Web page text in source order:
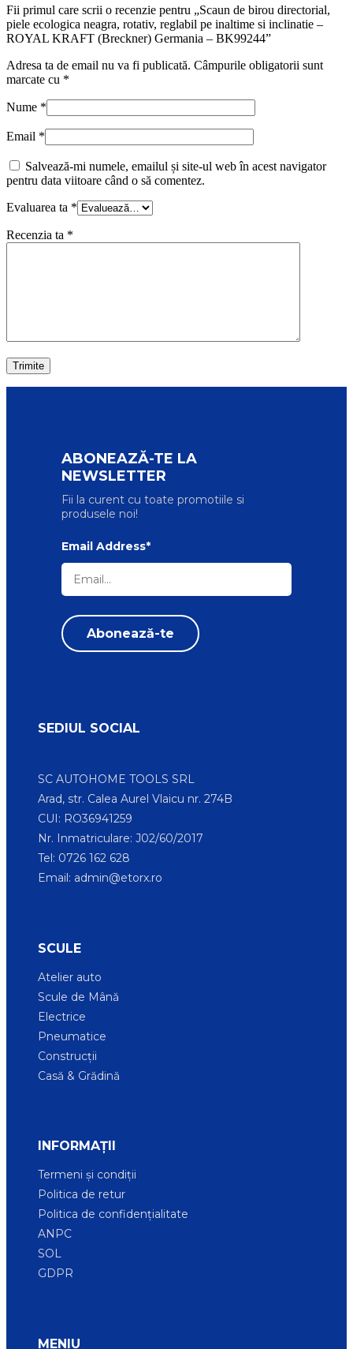
Fii primul care scrii o recenzie pentru „Scaun de birou directorial,
piele ecologica neagra, rotativ, reglabil pe inaltime si inclinatie –
ROYAL KRAFT (Breckner) Germania – BK99244”
Adresa ta de email nu va fi publicată. Câmpurile obligatorii sunt
marcate cu *
Nume *
Email *
Salvează-mi numele, emailul și site-ul web în acest navigator
pentru data viitoare când o să comentez.
Evaluarea ta *
Recenzia ta *
ABONEAZĂ-TE LA
NEWSLETTER
Fii la curent cu toate promotiile si
produsele noi!
Email Address*
SEDIUL SOCIAL
SC AUTOHOME TOOLS SRL
Arad, str. Calea Aurel Vlaicu nr. 274B
CUI: RO36941259
Nr. Inmatriculare: J02/60/2017
Tel: 0726 162 628
Email: admin@etorx.ro
SCULE
Atelier auto
Scule de Mână
Electrice
Pneumatice
Construcții
Casă & Grădină
INFORMAȚII
Termeni și condiții
Politica de retur
Politica de confidențialitate
ANPC
SOL
GDPR
MENIU